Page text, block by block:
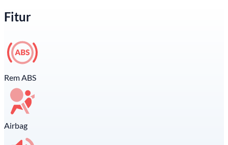
Fitur
Rem ABS
Airbag